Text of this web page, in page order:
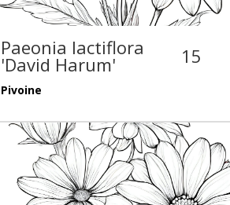
Paeonia lactiflora
'David Harum' 15
Pivoine